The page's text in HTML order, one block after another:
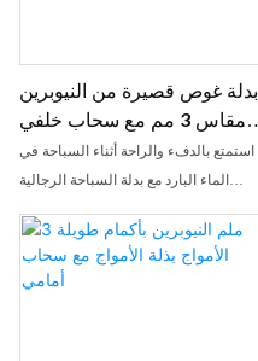
بدلة غوص قصيرة من النيوبرين
مقاس 3 مم مع سحاب خلفي
للرجال
استمتع بالدفء والراحة أثناء السباحة في
الماء البارد مع بدلة السباحة الرجالية
مم. تتميز هذه البدلة الحرارية بسحاب
أمامي وخلفي لسهولة الارتداء والخلع،
وتوفر التوازن المثالي بين المرونة والعزل